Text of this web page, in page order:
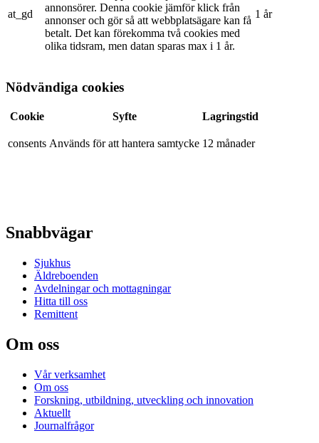
at_gd
annonsörer. Denna cookie jämför klick från
annonser och gör så att webbplatsägare kan få
betalt. Det kan förekomma två cookies med
olika tidsram, men datan sparas max i 1 år.
1 år
Nödvändiga cookies
Cookie Syfte Lagringstid
consents Används för att hantera samtycke 12 månader
Snabbvägar
Sjukhus
Äldreboenden
Avdelningar och mottagningar
Hitta till oss
Remittent
Om oss
Vår verksamhet
Om oss
Forskning, utbildning, utveckling och innovation
Aktuellt
Journalfrågor